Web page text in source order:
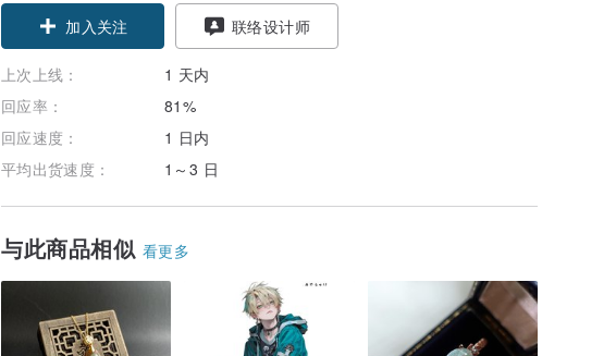
加入关注 联络设计师
上次上线：
1 天内
回应率：
81%
回应速度：
1 日内
平均出货速度：
1～3 日
与此商品相似 看更多